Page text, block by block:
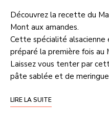
Découvrez la recette du
Mont aux amandes.
Cette spécialité alsacienne
préparé la première fois au
Laissez vous tenter par
pâte sablée et de
LIRE LA SUITE